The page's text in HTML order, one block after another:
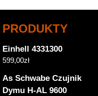
PRODUKTY
Einhell 4331300
599,00zł
As Schwabe Czujnik
Dymu H-AL 9600